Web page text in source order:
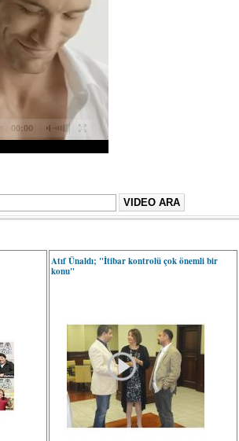
Atıf Ünaldı; "İtibar kontrolü çok önemli bir
konu"